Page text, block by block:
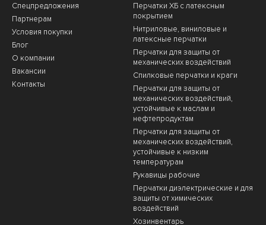
Спецпредложения
Партнерам
Условия покупки
Блог
О компании
Вакансии
Контакты
Перчатки ХБ с латексным
покрытием
Нитриловые, виниловые и
латексные перчатки
Перчатки для защиты от
механических воздействий
Cпилковые перчатки и краги
Перчатки для защиты от
механических воздействий,
устойчивые к маслам и
нефтепродуктам
Перчатки для защиты от
механических воздействий,
устойчивые к низким
температурам
Рукавицы рабочие
Перчатки диэлектрические и для
защиты от химических
воздействий
Хозинвентарь